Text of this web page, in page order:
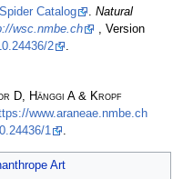
Catalog . Natural
wsc.nmbe.ch
, Version
2 .
D, Hänggi A & Kropf
www.araneae.nmbe.ch
1 .
Art